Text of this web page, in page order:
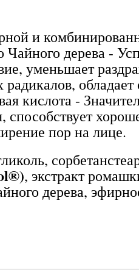
и
дерева -
уменьшает
кислота -
способствует
пор на лице.
, экстракт
дерева,